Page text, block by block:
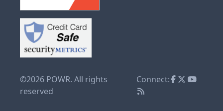
©2026 POWR. All rights
reserved
Connect: